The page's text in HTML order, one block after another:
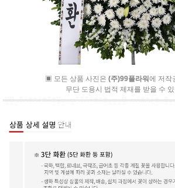
▣ 모든 상품 사진은 (주)99플라워에 저작
무단 도용시 법적 제재를 받을 수